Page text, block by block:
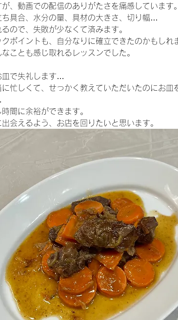
、動画での配信のありがたさを痛感しています。
具合、水分の量、具材の大きさ、切り幅…
ので、失敗が少なくて済みます。
ポイントも、自分なりに確立できたのかもしれ
ことも感じ取れるレッスンでした。
で失礼します…
に忙しくて、せっかく教えていただいたのにお皿
間に余裕ができます。
会えるよう、お店を回りたいと思います。